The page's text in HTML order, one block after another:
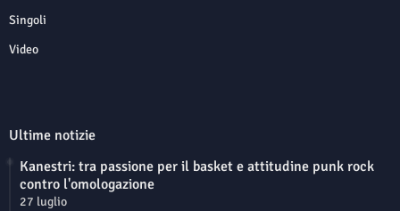
Singoli
Video
Ultime notizie
Kanestri: tra passione per il basket e attitudine punk rock
contro l'omologazione
27 luglio